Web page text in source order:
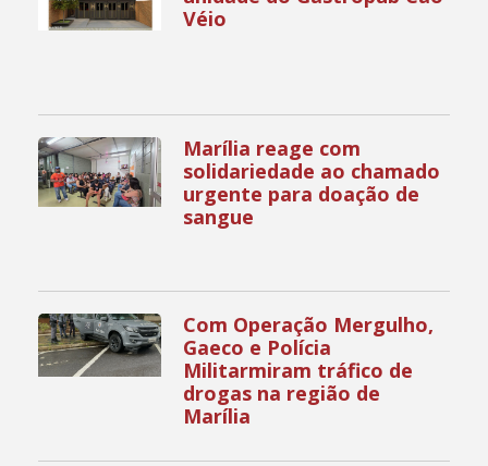
Véio
Marília reage com
solidariedade ao chamado
urgente para doação de
sangue
Com Operação Mergulho,
Gaeco e Polícia
Militarmiram tráfico de
drogas na região de
Marília